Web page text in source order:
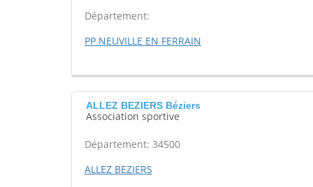
Département:
PP NEUVILLE EN FERRAIN
ALLEZ BEZIERS Béziers
Association sportive
Département: 34500
ALLEZ BEZIERS